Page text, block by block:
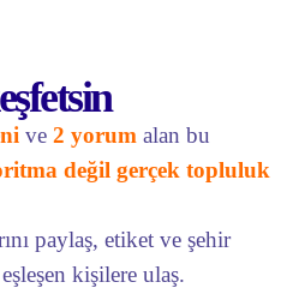
ve 2 yorum alan bu
değil gerçek topluluk
paylaş, etiket ve şehir
kişilere ulaş.